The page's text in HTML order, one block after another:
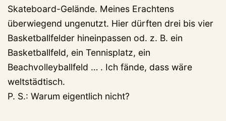
Skateboard-Gelände. Meines Erachtens
überwiegend ungenutzt. Hier dürften drei bis vier
Basketballfelder hineinpassen od. z. B. ein
Basketballfeld, ein Tennisplatz, ein
Beachvolleyballfeld … . Ich fände, dass wäre
weltstädtisch.
P. S.: Warum eigentlich nicht?